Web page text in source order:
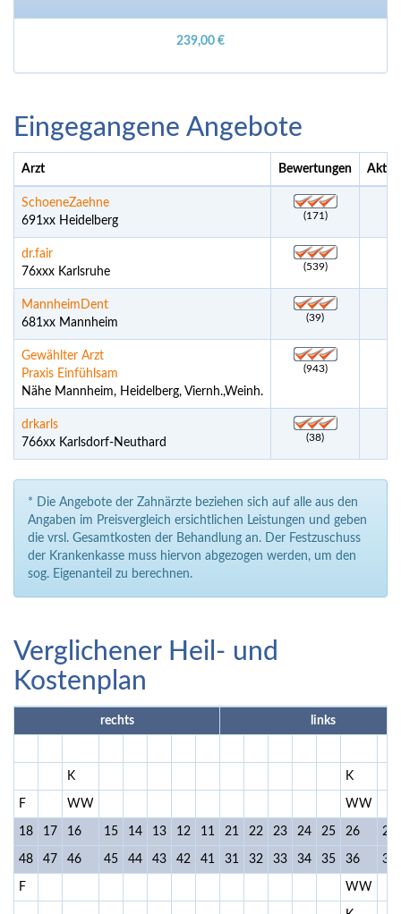
239,00 €
Eingegangene Angebote
Arzt Bewertungen
SchoeneZaehne
691xx Heidelberg
(171)
dr.fair
76xxx Karlsruhe
(539)
MannheimDent
681xx Mannheim
(39)
Gewählter Arzt
Praxis Einfühlsam
Nähe Mannheim, Heidelberg, Viernh.,Weinh.
(943)
drkarls
766xx Karlsdorf-Neuthard
(38)
* Die Angebote der Zahnärzte beziehen sich auf alle aus den
Angaben im Preisvergleich ersichtlichen Leistungen und geben
die vrsl. Gesamtkosten der Behandlung an. Der Festzuschuss
der Krankenkasse muss hiervon abgezogen werden, um den
sog. Eigenanteil zu berechnen.
Verglichener Heil- und
Kostenplan
rechts links
K K
F WW WW
18 17 16 15 14 13 12 11 21 22 23 24 25 26 27
48 47 46 45 44 43 42 41 31 32 33 34 35 36 37
F WW